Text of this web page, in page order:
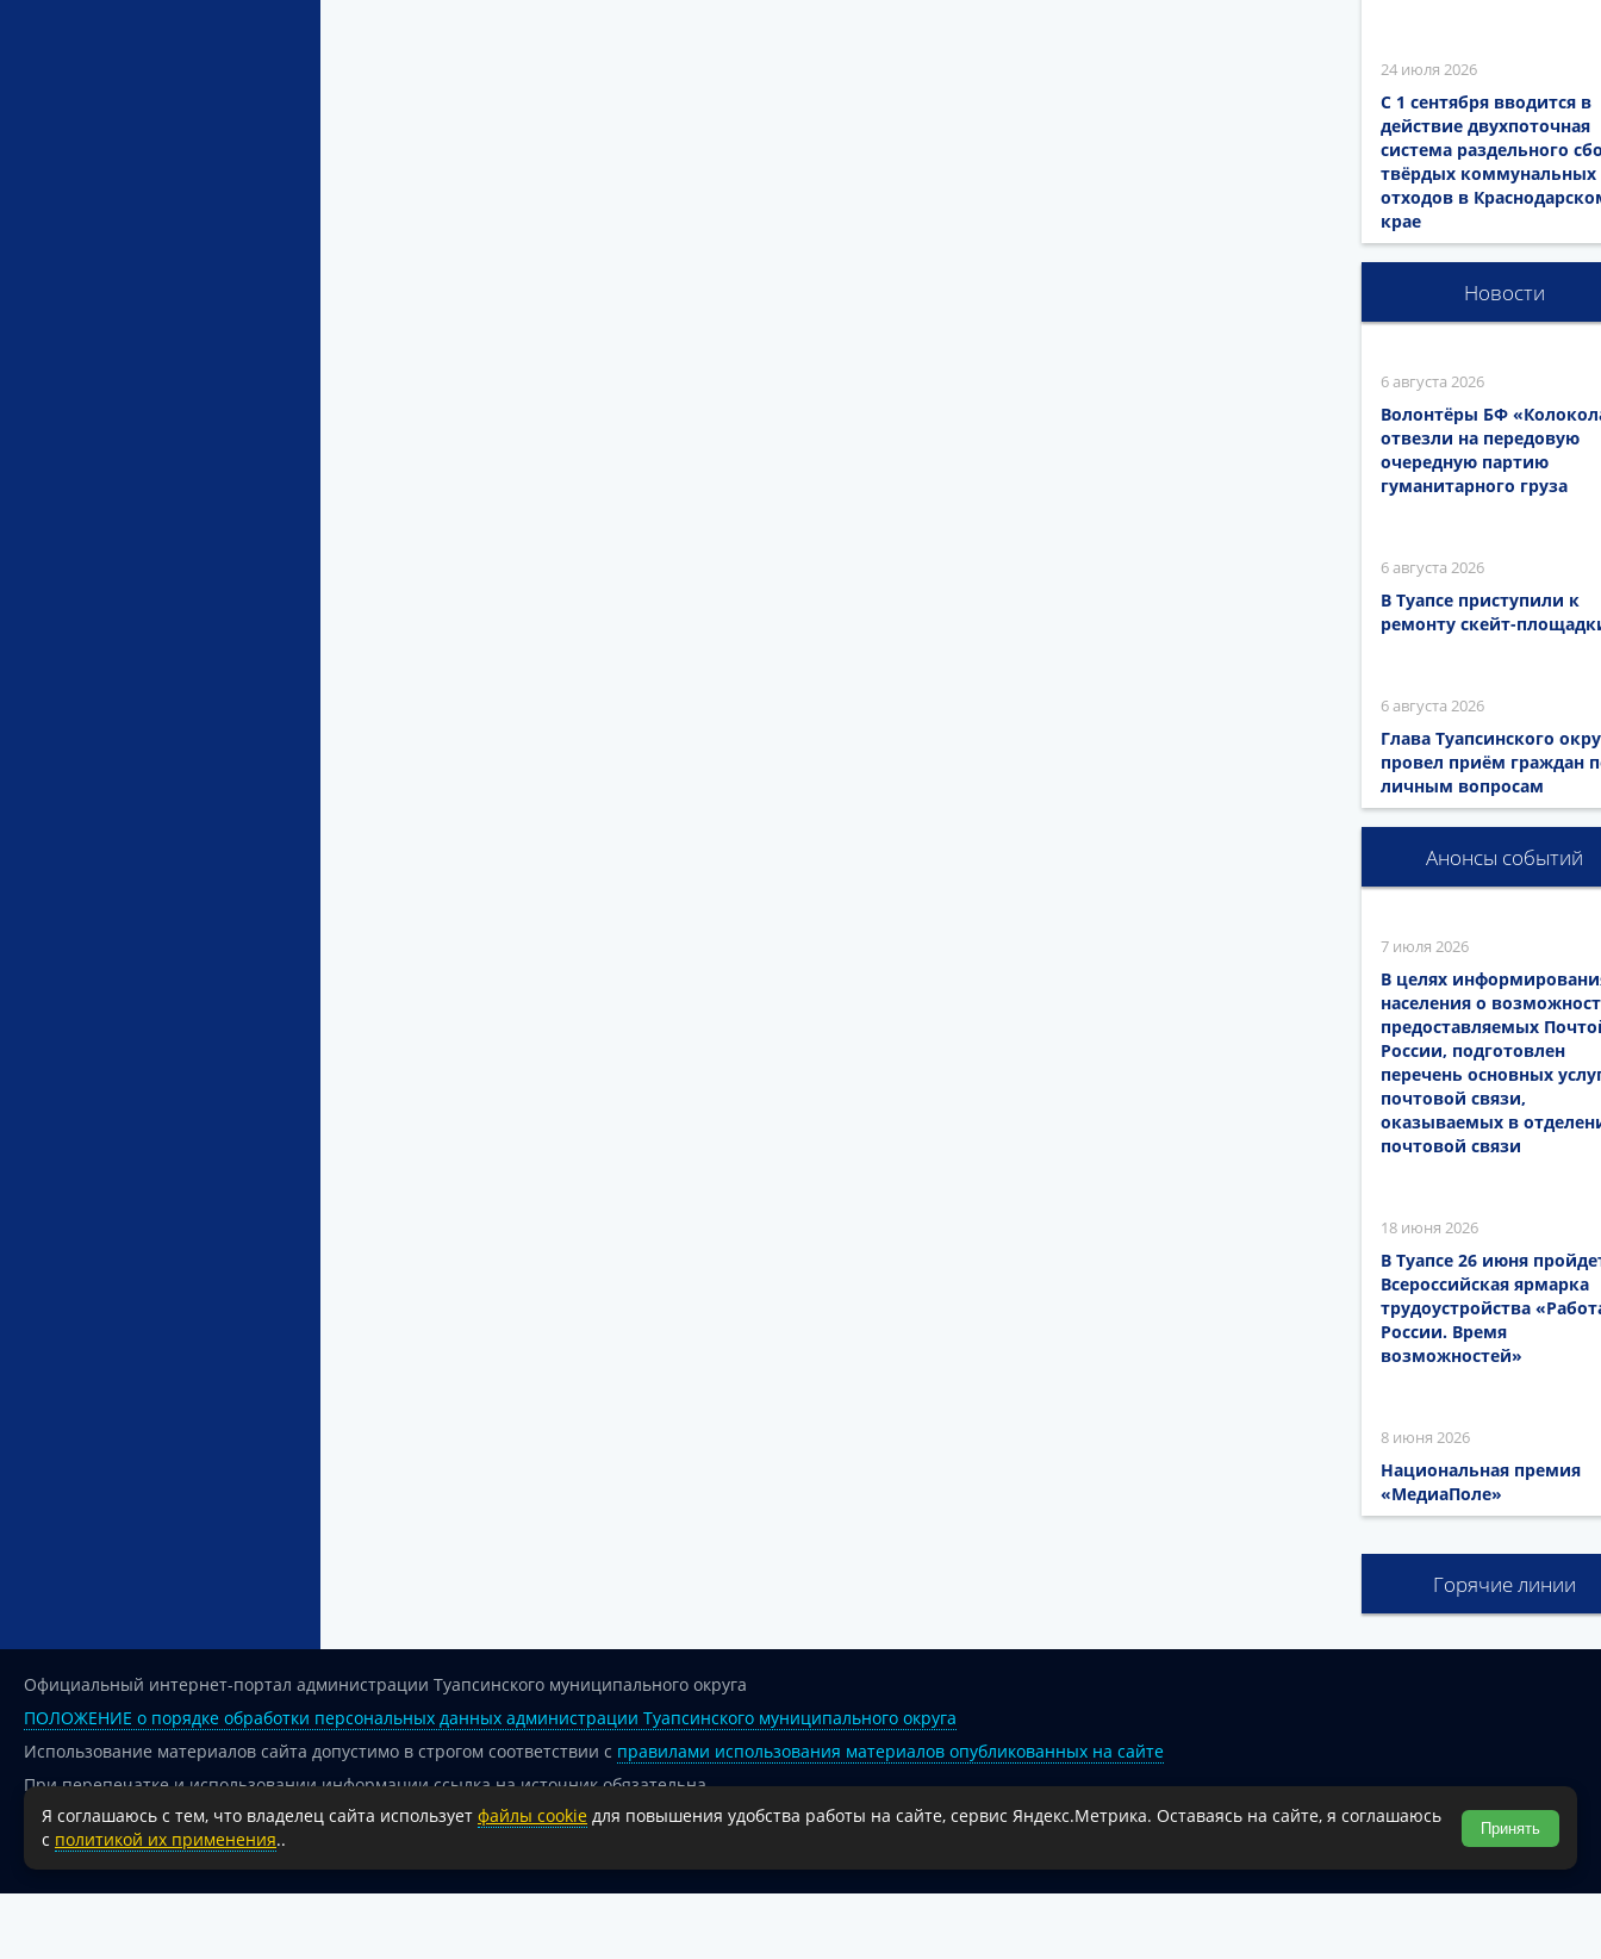
24 июля 2026
С 1 сентября вводится в
действие двухпоточная
система раздельного
твёрдых коммунальных
отходов в
крае
Новости
6 августа 2026
Волонтёры БФ
отвезли на передовую
очередную партию
гуманитарного груза
6 августа 2026
В Туапсе приступили к
ремонту скейт-
6 августа 2026
Глава Туапсинского
провел приём граждан
личным вопросам
Анонсы событий
7 июля 2026
В целях
населения о
предоставляемых
России, подготовлен
перечень основных
почтовой связи,
оказываемых в
почтовой связи
18 июня 2026
В Туапсе 26 июня
Всероссийская ярмарка
трудоустройства
России. Время
возможностей»
8 июня 2026
Национальная премия
«МедиаПоле»
Горячие линии
Официальный интернет-портал администрации Туапсинского муниципального округа
ПОЛОЖЕНИЕ о порядке обработки персональных данных администрации Туапсинского муниципального округа
Использование материалов сайта допустимо в строгом соответствии с правилами использования материалов опубликованных на сайте
При перепечатке и использовании информации ссылка на источник обязательна.
Для сайтов и страниц сети Интернет обязательна активная гиперссылка на официальный интернет-портал администрации Туапсинского муниципального округа.
18+
Я соглашаюсь с тем, что владелец сайта использует файлы cookie для повышения удобства работы на сайте, сервис Яндекс.Метрика. Оставаясь на сайте, я соглашаюсь
с политикой их применения.. Принять